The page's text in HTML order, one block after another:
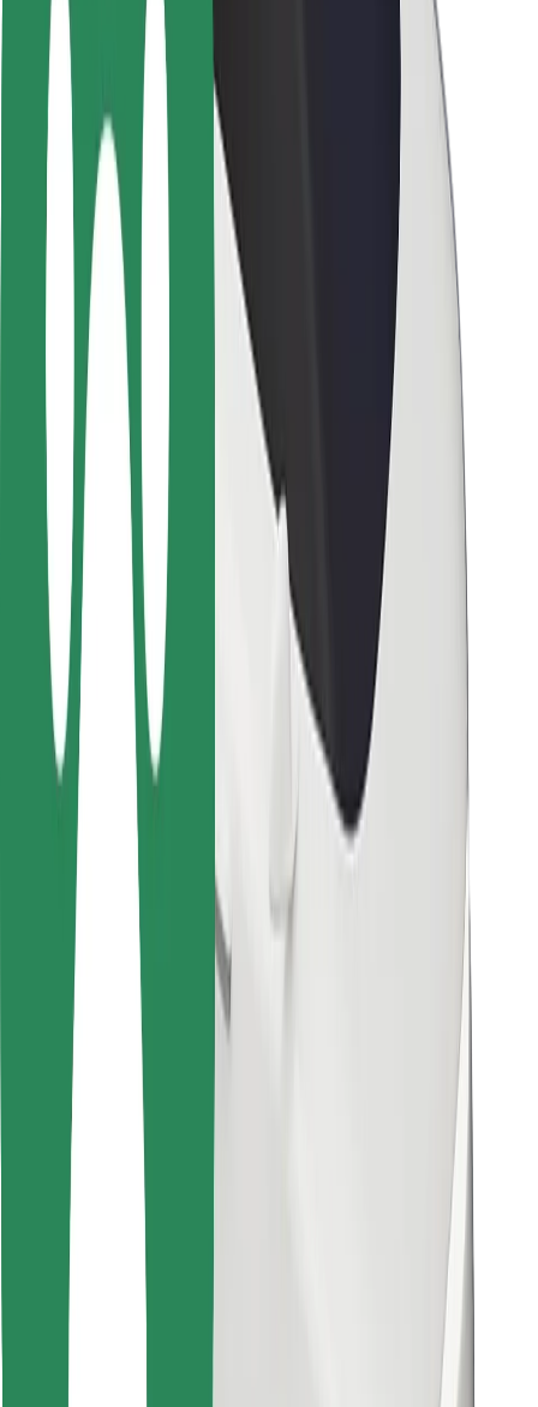
Seguridad para usuarios
Seguridad para conductores
Seguridad para patinetes
Safety Lab
Ciudades
Dónde estamos
Soluciones para las ciudades
Aeropuertos
Estaciones de carga de Bolt
Soporte
Para usuarios
Para conductores
Para repartidores
Bolt Food
Para propietarios de flota
Para restaurantes
Bolt para empresas
Proveedores
Cookies
Seguridad
¡Conseguí un viaje en minutos!
Descargar la app de Bolt
Descargar la app de Bolt Food